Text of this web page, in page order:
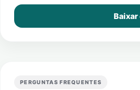
PERGUNTAS FREQUENTES